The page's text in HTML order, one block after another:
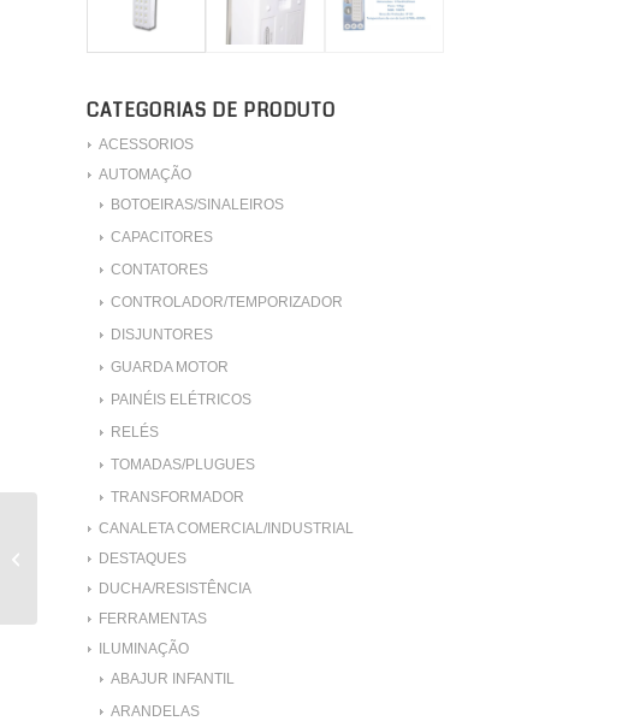
CATEGORIAS DE PRODUTO
ACESSORIOS
AUTOMAÇÃO
BOTOEIRAS/SINALEIROS
CAPACITORES
CONTATORES
CONTROLADOR/TEMPORIZADOR
DISJUNTORES
GUARDA MOTOR
PAINÉIS ELÉTRICOS
RELÉS
TOMADAS/PLUGUES
TRANSFORMADOR
CANALETA COMERCIAL/INDUSTRIAL
DESTAQUES
DUCHA/RESISTÊNCIA
FERRAMENTAS
ILUMINAÇÃO
ABAJUR INFANTIL
ARANDELAS
CAPACITOR
PERMANENTE 45UF